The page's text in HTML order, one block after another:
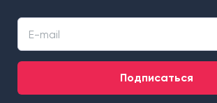
Подписаться